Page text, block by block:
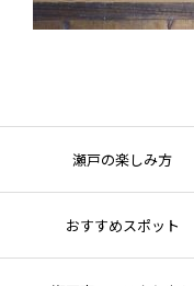
瀬戸の楽しみ方
おすすめスポット